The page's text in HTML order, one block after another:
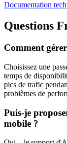
Documentation
Questions
Comment
Choisissez une
temps de
pics de trafic
problèmes de
Puis-je
mobile ?